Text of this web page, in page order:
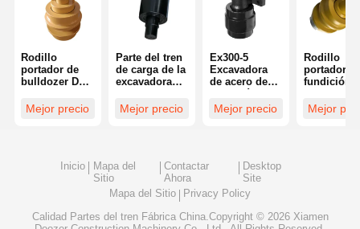
Rodillo
portador de
bulldozer D8n
y alta
resistencia,
Mejor precio
Parte del tren
de carga de la
excavadora
excavadora
Daewoo
Mejor precio
Ex300-5
Excavadora
de acero de
forja
Mejor precio
Rodillo
portador
fundición
resistencia
Rodillo
Mejor
Inicio
Mapa del
Sitio
Contactar
Ahora
Desktop
Site
Mapa del Sitio
Privacy Policy
Calidad Partes del trenFábrica China.Copyright © 2026 Xiamen